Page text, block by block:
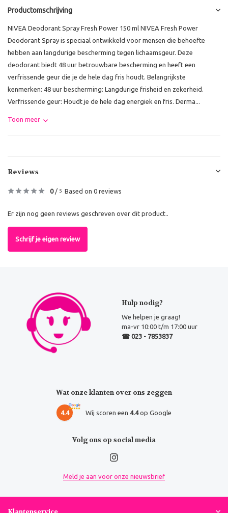
Productomschrijving
NIVEA Deodorant Spray Fresh Power 150 ml NIVEA Fresh Power
Deodorant Spray is speciaal ontwikkeld voor mensen die behoefte
hebben aan langdurige bescherming tegen lichaamsgeur. Deze
deodorant biedt 48 uur betrouwbare bescherming en heeft een
verfrissende geur die je de hele dag fris houdt. Belangrijkste
kenmerken: 48 uur bescherming: Langdurige frisheid en zekerheid.
Verfrissende geur: Houdt je de hele dag energiek en fris. Derma...
Toon meer
Reviews
0/ 5 Based on 0 reviews
Er zijn nog geen reviews geschreven over dit product..
Schrijf je eigen review
Hulp nodig?
We helpen je graag!
ma-vr 10:00 t/m 17:00 uur
☎ 023 - 7853837
Wat onze klanten over ons zeggen
4.4 Wij scoren een 4.4op Google
Volg ons op social media
Meld je aan voor onze nieuwsbrief